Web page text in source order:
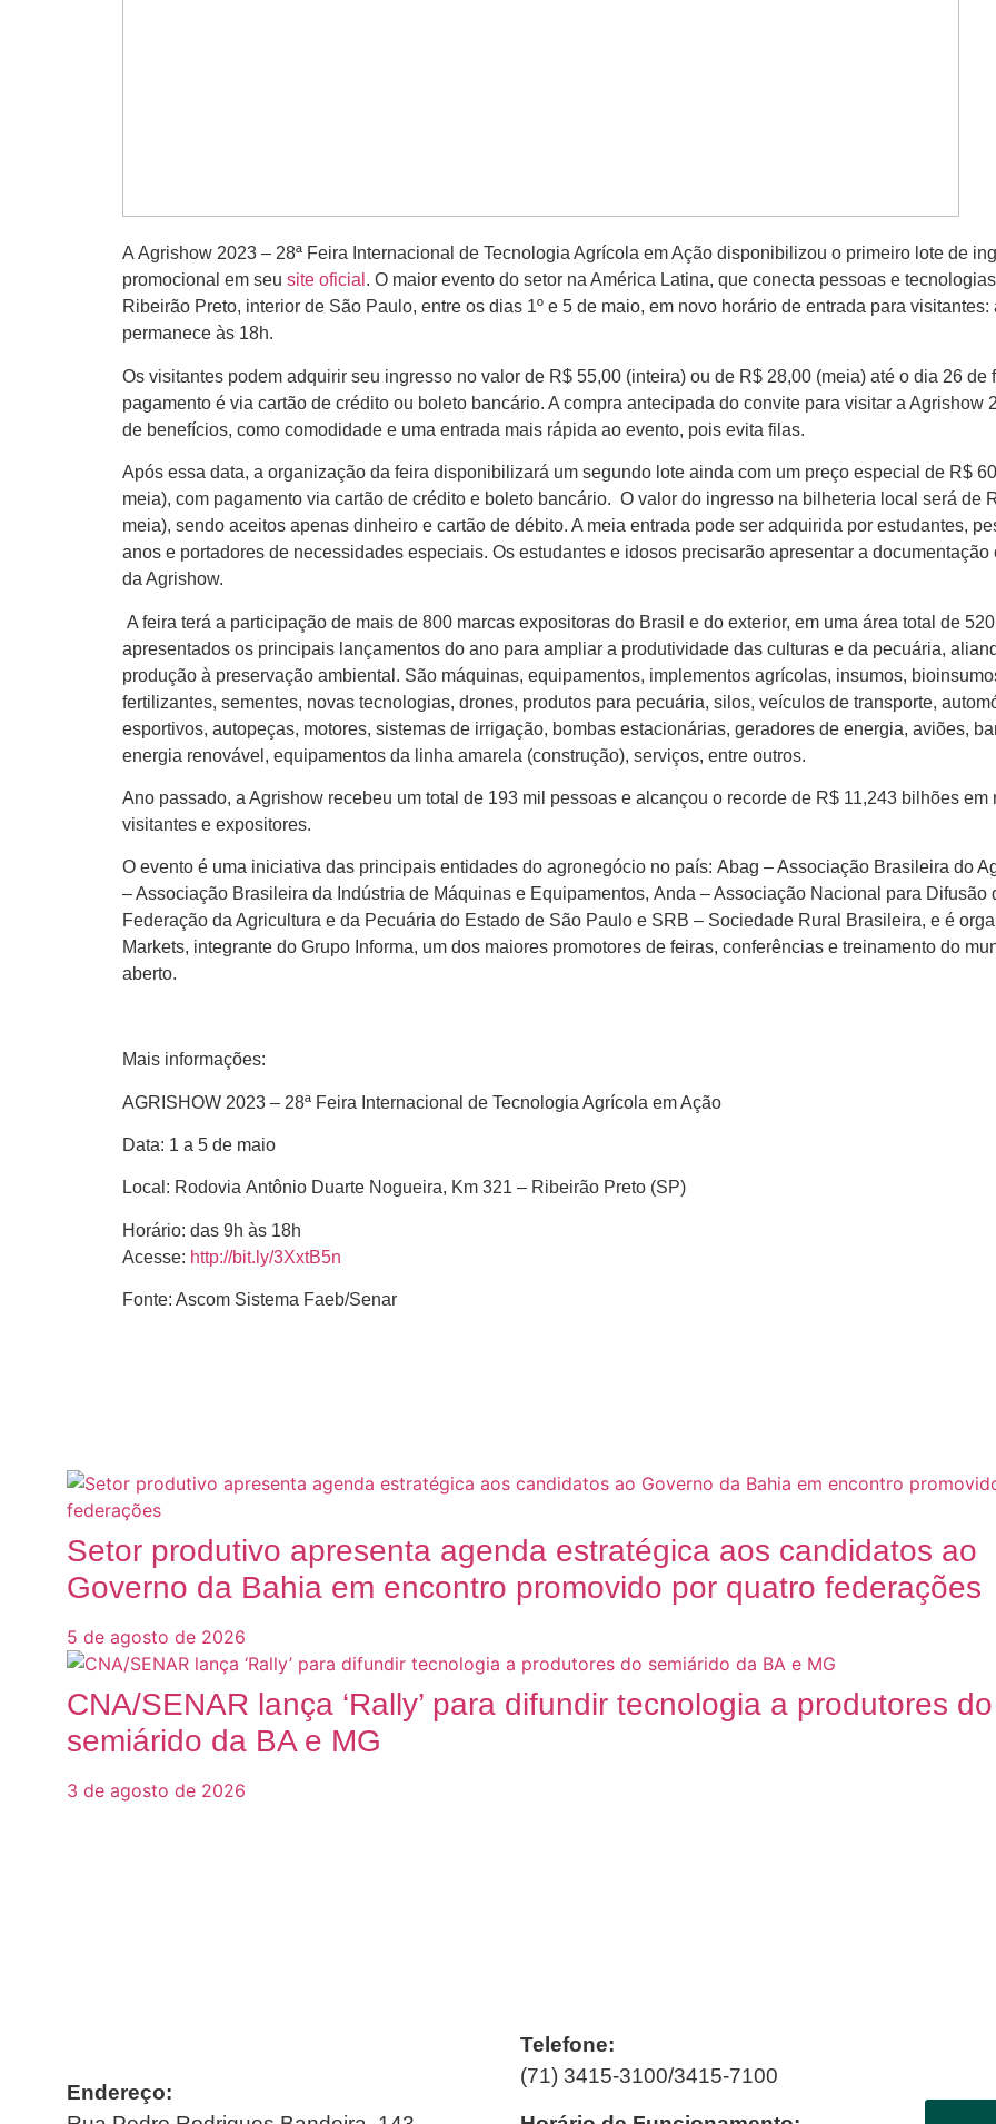
A Agrishow 2023 – 28ª Feira Internacional de Tecnologia Agrícola em Ação disponibilizou o primeiro lote de
promocional em seu site oficial . O maior evento do setor na América Latina, que conecta pessoas e
Ribeirão Preto, interior de São Paulo, entre os dias 1º e 5 de maio, em novo horário de entrada para
permanece às 18h.
Os visitantes podem adquirir seu ingresso no valor de R$ 55,00 (inteira) ou de R$ 28,00 (meia) até o dia 26 de
pagamento é via cartão de crédito ou boleto bancário. A compra antecipada do convite para visitar a Agrishow
de benefícios, como comodidade e uma entrada mais rápida ao evento, pois evita filas.
Após essa data, a organização da feira disponibilizará um segundo lote ainda com um preço especial de R$
meia), com pagamento via cartão de crédito e boleto bancário. O valor do ingresso na bilheteria local será de
meia), sendo aceitos apenas dinheiro e cartão de débito. A meia entrada pode ser adquirida por estudantes,
anos e portadores de necessidades especiais. Os estudantes e idosos precisarão apresentar a documentação
da Agrishow.
A feira terá a participação de mais de 800 marcas expositoras do Brasil e do exterior, em uma área total de
apresentados os principais lançamentos do ano para ampliar a produtividade das culturas e da pecuária,
produção à preservação ambiental. São máquinas, equipamentos, implementos agrícolas, insumos,
fertilizantes, sementes, novas tecnologias, drones, produtos para pecuária, silos, veículos de transporte,
esportivos, autopeças, motores, sistemas de irrigação, bombas estacionárias, geradores de energia, aviões,
energia renovável, equipamentos da linha amarela (construção), serviços, entre outros.
Ano passado, a Agrishow recebeu um total de 193 mil pessoas e alcançou o recorde de R$ 11,243 bilhões em
visitantes e expositores.
O evento é uma iniciativa das principais entidades do agronegócio no país: Abag – Associação Brasileira do
– Associação Brasileira da Indústria de Máquinas e Equipamentos, Anda – Associação Nacional para Difusão
Federação da Agricultura e da Pecuária do Estado de São Paulo e SRB – Sociedade Rural Brasileira, e é
Markets, integrante do Grupo Informa, um dos maiores promotores de feiras, conferências e treinamento do
aberto.
Mais informações:
AGRISHOW 2023 – 28ª Feira Internacional de Tecnologia Agrícola em Ação
Data: 1 a 5 de maio
Local: Rodovia Antônio Duarte Nogueira, Km 321 – Ribeirão Preto (SP)
Horário: das 9h às 18h
Acesse: http://bit.ly/3XxtB5n
Fonte: Ascom Sistema Faeb/Senar
Setor produtivo apresenta agenda estratégica aos candidatos ao
Governo da Bahia em encontro promovido por quatro federações
5 de agosto de 2026
CNA/SENAR lança ‘Rally’ para difundir tecnologia a produtores do
semiárido da BA e MG
3 de agosto de 2026
Endereço:
Telefone:
(71) 3415-3100/3415-7100